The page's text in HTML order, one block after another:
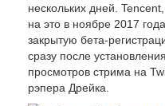
нескольких дней.
на это в ноябре 2017
закрытую бета-
сразу после
просмотров стрима на
рэпера Дрейка.